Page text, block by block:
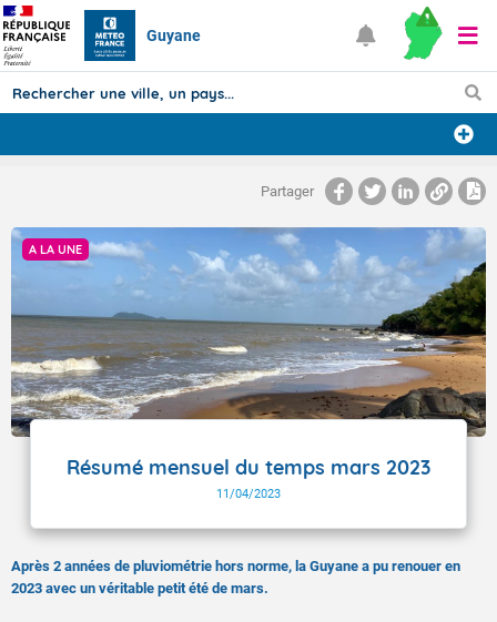
Guyane
Prévisions
TOUS LES RÉSULTATS
Articles
Partager
A LA UNE
Résumé mensuel du temps mars 2023
11/04/2023
Après 2 années de pluviométrie hors norme, la Guyane a pu renouer en
2023 avec un véritable petit été de mars.